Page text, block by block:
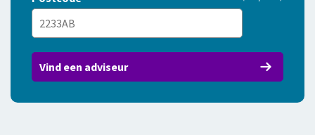
Vind een adviseur